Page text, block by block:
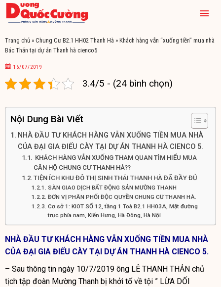
Trang chủ » Chung Cư B2.1 HH02 Thanh Hà » Khách hàng vẫn “xuống tiền” mua nhà
Bác Thản tại dự án Thanh hà cienco5
16/07/2019
3.4/5 - (24 bình chọn)
Nội Dung Bài Viết
NHÀ ĐẦU TƯ KHÁCH HÀNG VẪN XUỐNG TIỀN MUA NHÀ
CỦA ĐẠI GIA ĐIẾU CÀY TẠI DỰ ÁN THANH HÀ CIENCO 5.
KHÁCH HÀNG VẪN XUỐNG THAM QUAN TÌM HIỂU MUA
CĂN HỘ CHUNG CƯ THANH HÀ??
TIỆN ÍCH KHU ĐÔ THỊ SINH THÁI THANH HÀ ĐÃ ĐẦY ĐỦ
SÀN GIAO DỊCH BẤT ĐỘNG SẢN MƯỜNG THANH
ĐƠN VỊ PHÂN PHỐI ĐỘC QUYỀN CHUNG CƯ THANH HÀ.
Cơ sở 1: KIOT SỐ 12, tầng 1 Toà B2.1 HH03A, Mặt đường
trục phía nam, Kiến Hưng, Hà Đông, Hà Nội
NHÀ ĐẦU TƯ KHÁCH HÀNG VẪN XUỐNG TIỀN MUA NHÀ
CỦA ĐẠI GIA ĐIẾU CÀY TẠI DỰ ÁN THANH HÀ CIENCO 5.
– Sau thông tin ngày 10/7/2019 ông LÊ THANH THẢN chủ
tịch tập đoàn Mường Thanh bị khởi tố về tội ” LỪA DỐI